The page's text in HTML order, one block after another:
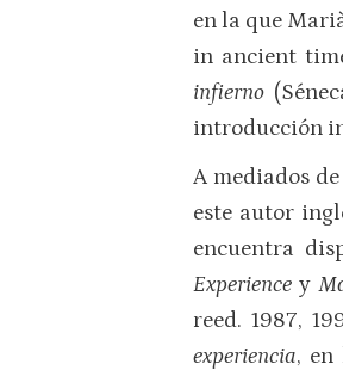
en la que
in ancient
infierno
introducción
A mediados
este autor
encuentra
Experience y
reed. 1987,
experiencia, en